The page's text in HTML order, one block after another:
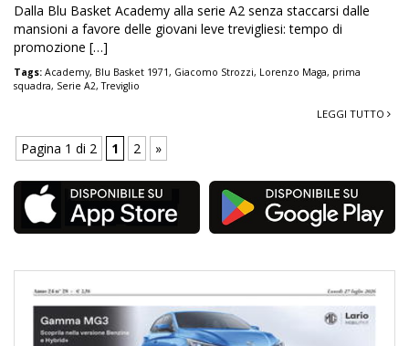
Dalla Blu Basket Academy alla serie A2 senza staccarsi dalle
mansioni a favore delle giovani leve trevigliesi: tempo di
promozione […]
Tags: Academy, Blu Basket 1971, Giacomo Strozzi, Lorenzo Maga, prima
squadra, Serie A2,Treviglio
LEGGI TUTTO
Pagina 1 di 2 1 2 »